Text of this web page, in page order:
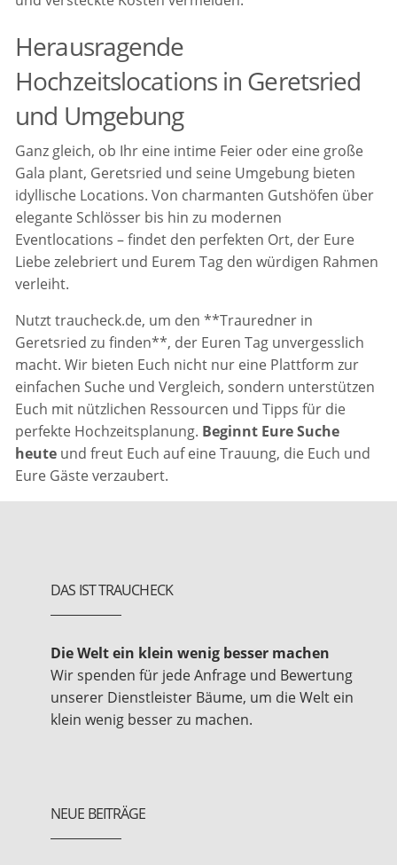
Herausragende
Hochzeitslocations in Geretsried
und Umgebung
Ganz gleich, ob Ihr eine intime Feier oder eine große
Gala plant, Geretsried und seine Umgebung bieten
idyllische Locations. Von charmanten Gutshöfen über
elegante Schlösser bis hin zu modernen
Eventlocations – findet den perfekten Ort, der Eure
Liebe zelebriert und Eurem Tag den würdigen Rahmen
verleiht.
Nutzt traucheck.de, um den **Trauredner in
Geretsried zu finden**, der Euren Tag unvergesslich
macht. Wir bieten Euch nicht nur eine Plattform zur
einfachen Suche und Vergleich, sondern unterstützen
Euch mit nützlichen Ressourcen und Tipps für die
perfekte Hochzeitsplanung. Beginnt Eure Suche
heute und freut Euch auf eine Trauung, die Euch und
Eure Gäste verzaubert.
DAS IST TRAUCHECK
Die Welt ein klein wenig besser machen
Wir spenden für jede Anfrage und Bewertung
unserer Dienstleister Bäume, um die Welt ein
klein wenig besser zu machen.
NEUE BEITRÄGE